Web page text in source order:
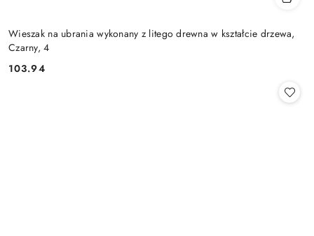
Wieszak na ubrania wykonany z litego drewna w kształcie drzewa,
Czarny, 4
Cena:
103.94